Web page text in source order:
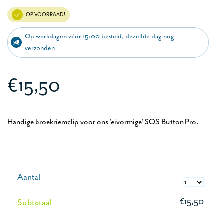
OP VOORRAAD!
Op werkdagen vóór 15:00 besteld, dezelfde dag nog
verzonden
€15,50
Handige broekriemclip voor ons 'eivormige' SOS Button Pro.
Aantal
Subtotaal €15,50